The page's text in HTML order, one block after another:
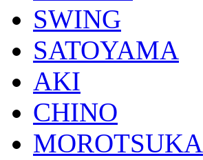
SWING
SATOYAMA
AKI
CHINO
MOROTSUKA